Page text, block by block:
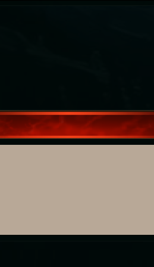
Losu do końca dnia (12.02)
w wiadomości od Tkacza i